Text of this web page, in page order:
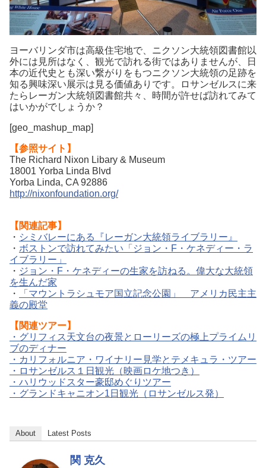
ヨーバリンダ市は高級住宅地で、ニクソン大統領図書館以
外には見所はなく、観光で訪れる街ではありませんが、日
本の近代史とも深い繋がりをもつニクソン大統領の足跡を
知る興味深い展示は見る価値ありです。ロサンゼルスに来
たらレーガン大統領図書館共々、時間が許せば訪れてみて
はいかがでしょうか？
[geo_mashup_map]
【参照サイト】
The Richard Nixon Libary & Museum
18001 Yorba Linda Blvd
Yorba Linda, CA 92886
http://nixonfoundation.org/
【関連記事】
・ シミバレーにある『レーガン大統領ライブラリー』
・ ボストンで訪れてみたい「ジョン・F・ケネディー・ラ
イブラリー」
・ ジョン・F・ケネディーの生家を訪ねる。偉大な大統領
を生んだ家
・
「マウントラシュモア国立記念公園」 アメリカ民主主
義の殿堂
【 関連ツアー】
・グリフィス天文台の夜景とローリーズの極上プライムリ
ブのディナー
・カリフォルニア・ワイナリー見学とテメキュラ・ツアー
・ロサンゼルス１日観光（映画ロケ地つき）
・ハリウッドスター豪邸めぐりツアー
・グランドキャニオン1日観光（ロサンゼルス発）
About Latest Posts
関 克久